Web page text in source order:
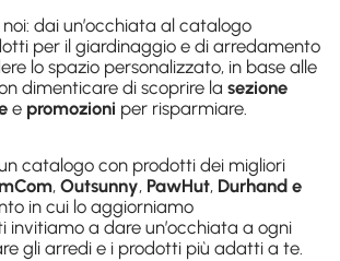
dai un’occhiata al catalogo
per il giardinaggio e di arredamento
lo spazio personalizzato, in base alle
dimenticare di scoprire lasezione
e promozioni per risparmiare.
catalogo con prodotti dei migliori
,Outsunny, PawHut, Durhand e
in cui lo aggiorniamo
invitiamo a dare un’occhiata a ogni
gli arredi e i prodotti più adatti a te.